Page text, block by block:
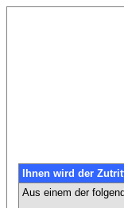
Ihnen wird der
Aus einem der